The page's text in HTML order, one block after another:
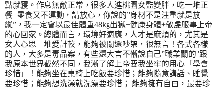
點就寢。作息無敵正常，很多人進桃園女監變胖，吃一堆正
餐+零食又不運動，請放心，你說的”身材不是注重就是放
縱” ，我一定會以最佳體重48kg出獄+健康身體+敬虔服事上帝
的心回家。總體而言，環境好適應，人才是麻煩的，尤其是
女人心思一堆愛計較，能夠被關還吵架，很無言！各式各樣
的人，大多是毒品案，有些還大言不慚說自己”職業關的”跟
我原本世界截然不同，我漸了解上帝要我坐牢的用心「學會
珍惜」！能夠坐在桌椅上吃飯要珍惜；能夠隨意講話、睡覺
要珍惜；能夠想洗澡就洗澡要珍惜； 能夠擁有自由，最要珍